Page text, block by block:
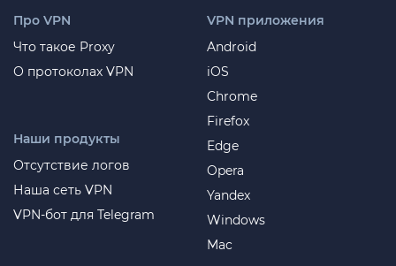
Про VPN
Что такое Proxy
О протоколах VPN
Наши продукты
Отсутствие логов
Наша сеть VPN
VPN-бот для Telegram
VPN приложения
Android
iOS
Chrome
Firefox
Edge
Opera
Yandex
Windows
Mac